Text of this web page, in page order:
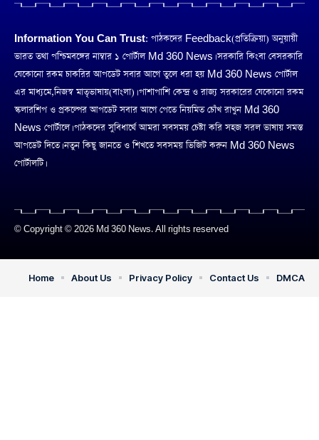
Information You Can Trust: পাঠকদের Feedback(প্রতিক্রিয়া) অনুয়ায়ী
ভারত তথা পশ্চিমবঙ্গের নাম্বার ১ পোর্টাল Md 360 News। সরকারি কিংবা বেসরকারি
যেকোনো রকম চাকরির আপডেট সবার আগে তুলে ধরা হয় Md 360 News পোর্টাল
এর মাধ্যমে,নিজস্ব মাতৃভাষায়(বাংলা)। পাশাপাশি কেন্দ্র ও রাজ্য সরকারের যেকোনো রকম
স্কলারশিপ ও প্রকল্পের আপডেট সবার আগে পেতে নিয়মিত চোঁখ রাখুন Md 360
News পোর্টালে। পাঠকদের সুবিধার্থে আমরা সবসময় চেষ্টা করি সহজ সরল ভাষায় সমস্ত
আপডেট দিতে। নতুন কিছু জানতে ও শিখতে সবসময় ভিজিট করুন Md 360 News
পোর্টালটি।
© Copyright © 2026 Md 360 News. All rights reserved
Home About Us Privacy Policy Contact Us DMCA